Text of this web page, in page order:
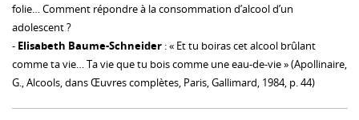
folie… Comment répondre à la consommation d’alcool d’un
adolescent ?
- Elisabeth Baume-Schneider : « Et tu boiras cet alcool brûlant
comme ta vie… Ta vie que tu bois comme une eau-de-vie » (Apollinaire,
G., Alcools, dans Œuvres complètes, Paris, Gallimard, 1984, p. 44)